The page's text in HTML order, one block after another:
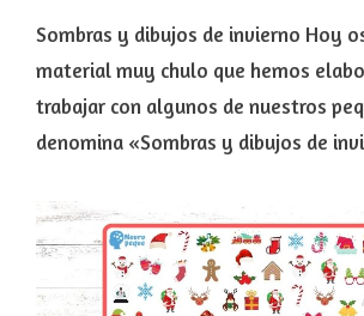
Sombras y dibujos de invierno Hoy
material muy chulo que hemos
trabajar con algunos de nuestros
denomina «Sombras y dibujos de